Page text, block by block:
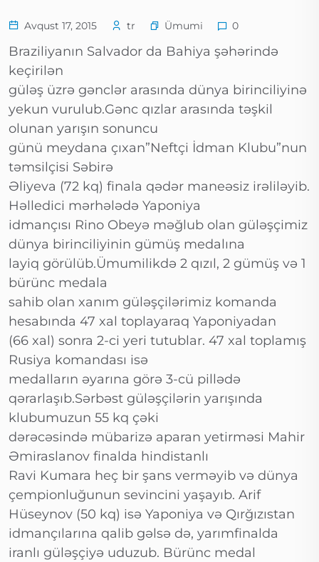
Avqust 17, 2015 tr Ümumi 0
Braziliyanın Salvador da Bahiya şəhərində
keçirilən
güləş üzrə gənclər arasında dünya birinciliyinə
yekun vurulub.Gənc qızlar arasında təşkil
olunan yarışın sonuncu
günü meydana çıxan”Neftçi İdman Klubu”nun
təmsilçisi Səbirə
Əliyeva (72 kq) finala qədər maneəsiz irəliləyib.
Həlledici mərhələdə Yaponiya
idmançısı Rino Obeyə məğlub olan güləşçimiz
dünya birinciliyinin gümüş medalına
layiq görülüb.Ümumilikdə 2 qızıl, 2 gümüş və 1
bürünc medala
sahib olan xanım güləşçilərimiz komanda
hesabında 47 xal toplayaraq Yaponiyadan
(66 xal) sonra 2-ci yeri tutublar. 47 xal toplamış
Rusiya komandası isə
medalların əyarına görə 3-cü pillədə
qərarlaşıb.Sərbəst güləşçilərin yarışında
klubumuzun 55 kq çəki
dərəcəsində mübarizə aparan yetirməsi Mahir
Əmiraslanov finalda hindistanlı
Ravi Kumara heç bir şans verməyib və dünya
çempionluğunun sevincini yaşayıb. Arif
Hüseynov (50 kq) isə Yaponiya və Qırğızıstan
idmançılarına qalib gəlsə də, yarımfinalda
iranlı güləşçiyə uduzub. Bürünc medal